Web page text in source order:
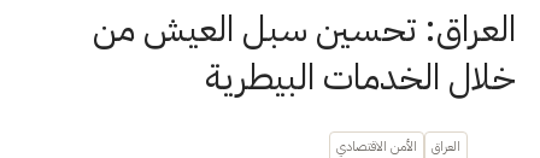
العراق: تحسين سبل العيش من
خلال الخدمات البيطرية
العراق الأمن الاقتصادي